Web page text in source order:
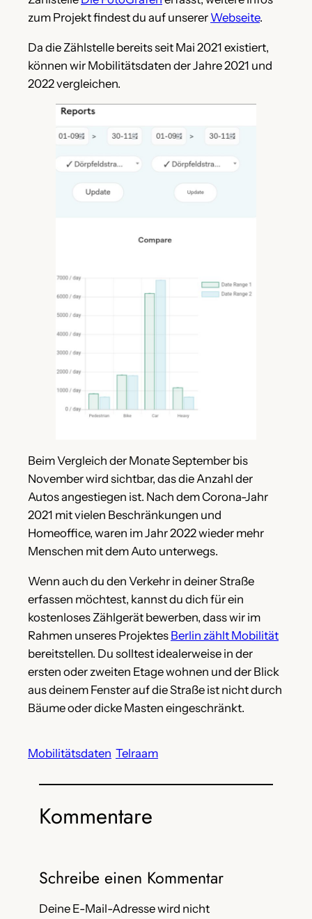
zum Projekt findest du auf unserer Webseite.
Da die Zählstelle bereits seit Mai 2021 existiert,
können wir Mobilitätsdaten der Jahre 2021 und
2022 vergleichen.
Beim Vergleich der Monate September bis
November wird sichtbar, das die Anzahl der
Autos angestiegen ist. Nach dem Corona-Jahr
2021 mit vielen Beschränkungen und
Homeoffice, waren im Jahr 2022 wieder mehr
Menschen mit dem Auto unterwegs.
Wenn auch du den Verkehr in deiner Straße
erfassen möchtest, kannst du dich für ein
kostenloses Zählgerät bewerben, dass wir im
Rahmen unseres Projektes Berlin zählt Mobilität
bereitstellen. Du solltest idealerweise in der
ersten oder zweiten Etage wohnen und der Blick
aus deinem Fenster auf die Straße ist nicht durch
Bäume oder dicke Masten eingeschränkt.
Mobilitätsdaten Telraam
Kommentare
Schreibe einen Kommentar
Deine E-Mail-Adresse wird nicht